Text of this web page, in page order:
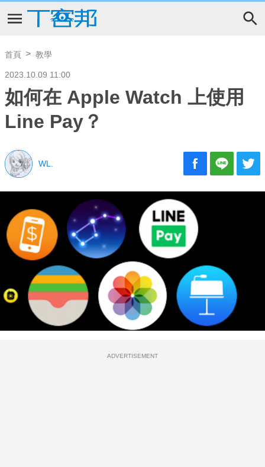
首頁 教學
2023.10.09 11:00
如何在 Apple Watch 上使用
Line Pay？
WL.
ADVERTISEMENT